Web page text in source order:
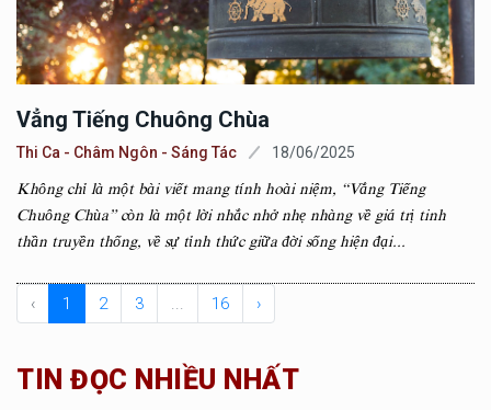
Vẳng Tiếng Chuông Chùa
Thi Ca - Châm Ngôn - Sáng Tác 18/06/2025
Không chỉ là một bài viết mang tính hoài niệm, “Vắng Tiếng
Chuông Chùa” còn là một lời nhắc nhở nhẹ nhàng về giá trị tinh
thần truyền thống, về sự tỉnh thức giữa đời sống hiện đại...
‹ 1 2 3 ... 16 ›
TIN ĐỌC NHIỀU NHẤT